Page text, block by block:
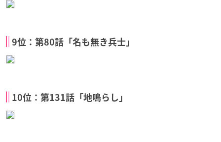
9位：第80話「名も無き兵士」
10位：第131話「地鳴らし」